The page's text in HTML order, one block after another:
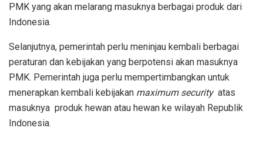
PMK yang akan melarang masuknya berbagai produk dari
Indonesia.
Selanjutnya, pemerintah perlu meninjau kembali berbagai
peraturan dan kebijakan yang berpotensi akan masuknya
PMK. Pemerintah juga perlu mempertimbangkan untuk
menerapkan kembali kebijakan maximum securityatas
masuknya produk hewan atau hewan ke wilayah Republik
Indonesia.